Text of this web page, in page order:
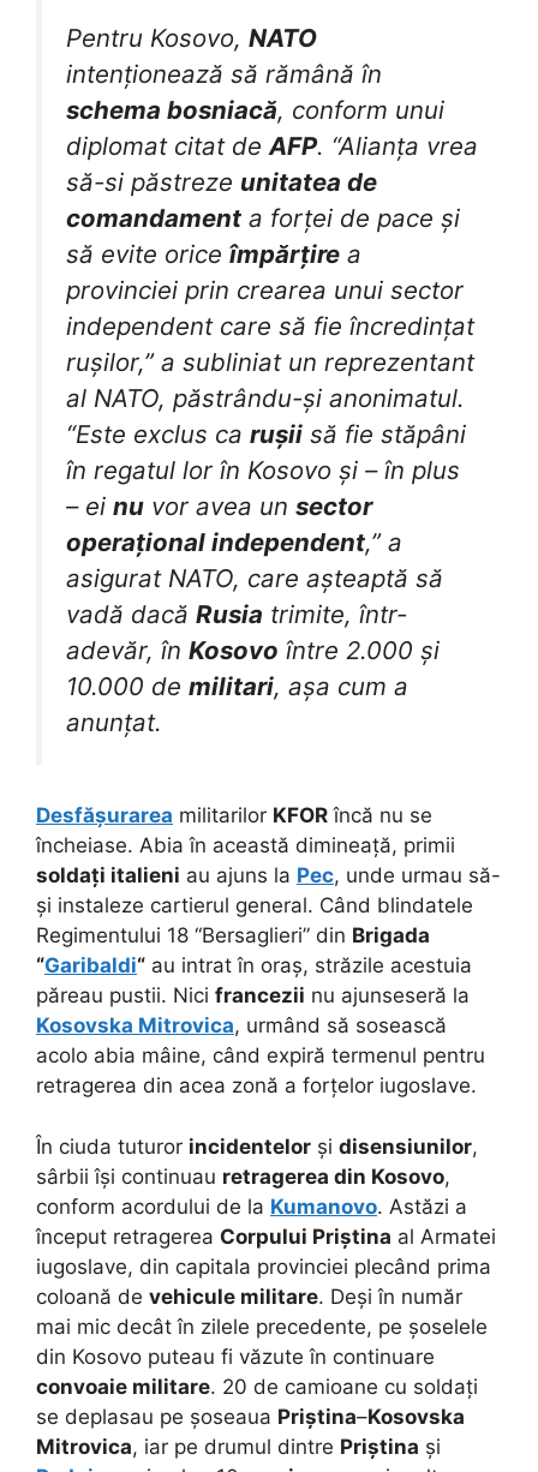
Pentru Kosovo, NATO
intenționează să rămână în
schema bosniacă, conform unui
diplomat citat de AFP. “Alianța vrea
să-si păstreze unitatea de
comandament a forței de pace și
să evite orice împărțire a
provinciei prin crearea unui sector
independent care să fie încredințat
rușilor,” a subliniat un reprezentant
al NATO, păstrându-și anonimatul.
“Este exclus ca rușii să fie stăpâni
în regatul lor în Kosovo și – în plus
– ei nu vor avea un sector
operațional independent,” a
asigurat NATO, care așteaptă să
vadă dacă Rusia trimite, într-
adevăr, în Kosovo între 2.000 și
10.000 de militari, așa cum a
anunțat.
Desfășurarea militarilor KFOR încă nu se
încheiase. Abia în această dimineață, primii
soldați italieni au ajuns la Pec, unde urmau să-
și instaleze cartierul general. Când blindatele
Regimentului 18 “Bersaglieri” din Brigada
“Garibaldi“ au intrat în oraș, străzile acestuia
păreau pustii. Nici francezii nu ajunseseră la
Kosovska Mitrovica, urmând să sosească
acolo abia mâine, când expiră termenul pentru
retragerea din acea zonă a forțelor iugoslave.
În ciuda tuturor incidentelor și disensiunilor,
sârbii își continuau retragerea din Kosovo,
conform acordului de la Kumanovo. Astăzi a
început retragerea Corpului Priștina al Armatei
iugoslave, din capitala provinciei plecând prima
coloană de vehicule militare. Deși în număr
mai mic decât în zilele precedente, pe șoselele
din Kosovo puteau fi văzute în continuare
convoaie militare. 20 de camioane cu soldați
se deplasau pe șoseaua Priștina–Kosovska
Mitrovica, iar pe drumul dintre Priștina și